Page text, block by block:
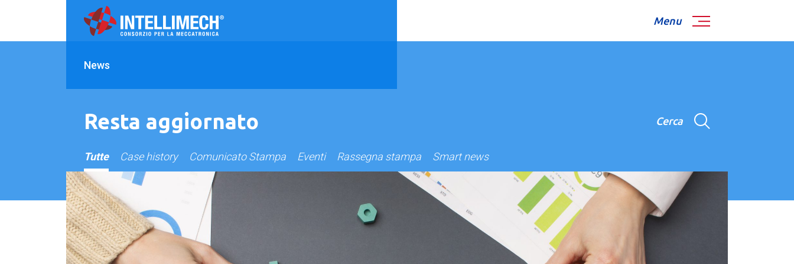
Menu
News
Resta aggiornato Cerca
Tutte Case history Comunicato Stampa Eventi Rassegna stampa Smart news